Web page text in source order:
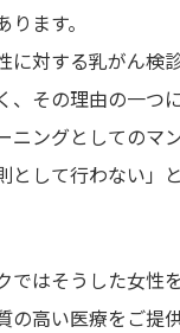
ます。
に対する乳がん検
、その理由の一つ
ニングとしてのマ
として行わない」
ではそうした女性
高い医療をご提